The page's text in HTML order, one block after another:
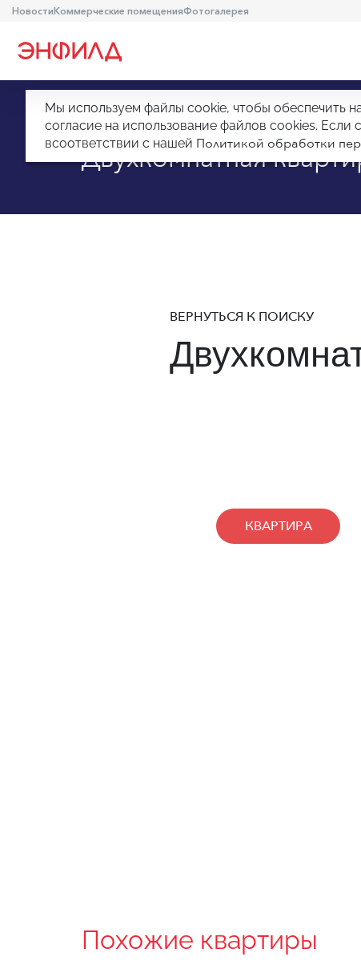
НовостиКоммерческие помещенияФотогалерея
Главная Квартиры Двухкомнатная
Двухкомнатная
ВЕРНУТЬСЯ К ПОИСКУ
КВАРТИРА
Похожие квартиры
Мы используем файлы cookie, чтобы обеспечить
согласие на использование файлов cookies.
всоответствии с нашей Политикой обработки